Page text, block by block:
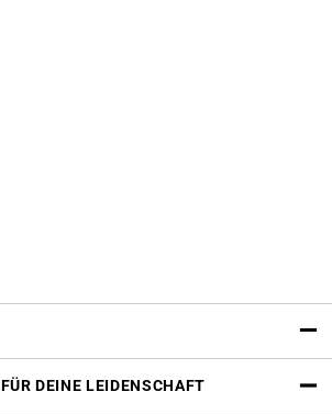
DEINE LEIDENSCHAFT